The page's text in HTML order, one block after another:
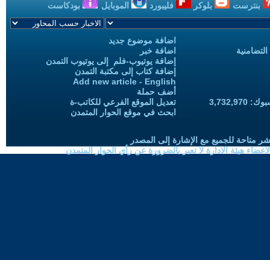
بنترست بلوكر فليبورد الموبايل بودكاست
اضافة موضوع جديد
اضافة خبر
إضافة يوتيوب-فلم إلى يوتيوب التمدن
إضافة كتاب إلى مكتبة التمدن
Add new article - English
أضف حملة
تعديل الموقع الفرعي للكاتب-ة
ابحث في موقع الحوار المتمدن
متاحة للجميع مع الإشارة إلى المصدر
هيئة الادارة لا تعبر بالضرورة عن رأي الحوار المتمدن